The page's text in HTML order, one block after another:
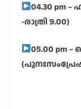
04.30 pm
-രാത്രി 9.00)
05.00 pm –